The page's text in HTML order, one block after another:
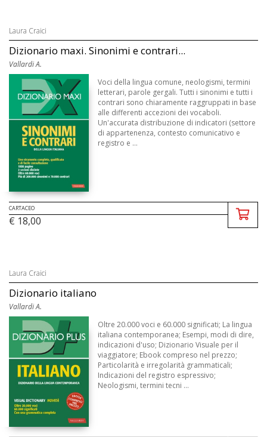
Laura Craici
Dizionario maxi. Sinonimi e contrari...
Vallardi A.
Voci della lingua comune, neologismi, termini
letterari, parole gergali. Tutti i sinonimi e tutti i
contrari sono chiaramente raggruppati in base
alle differenti accezioni dei vocaboli.
Un'accurata distribuzione di indicatori (settore
di appartenenza, contesto comunicativo e
registro e ...
CARTACEO
€ 18,00
Laura Craici
Dizionario italiano
Vallardi A.
Oltre 20.000 voci e 60.000 significati; La lingua
italiana contemporanea; Esempi, modi di dire,
indicazioni d'uso; Dizionario Visuale per il
viaggiatore; Ebook compreso nel prezzo;
Particolarità e irregolarità grammaticali;
Indicazioni del registro espressivo;
Neologismi, termini tecni ...